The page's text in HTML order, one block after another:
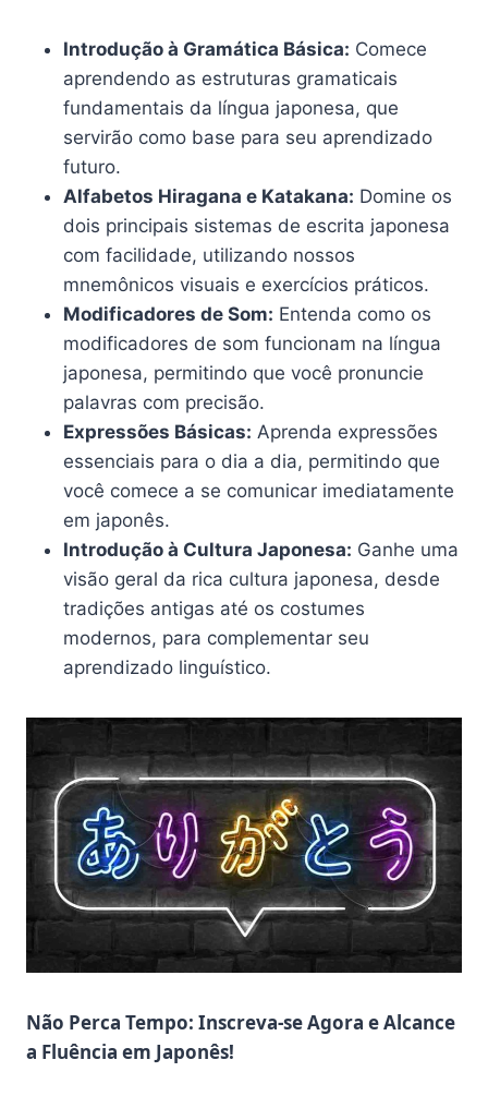
Introdução à Gramática Básica: Comece
aprendendo as estruturas gramaticais
fundamentais da língua japonesa, que
servirão como base para seu aprendizado
futuro.
Alfabetos Hiragana e Katakana: Domine os
dois principais sistemas de escrita japonesa
com facilidade, utilizando nossos
mnemônicos visuais e exercícios práticos.
Modificadores de Som: Entenda como os
modificadores de som funcionam na língua
japonesa, permitindo que você pronuncie
palavras com precisão.
Expressões Básicas: Aprenda expressões
essenciais para o dia a dia, permitindo que
você comece a se comunicar imediatamente
em japonês.
Introdução à Cultura Japonesa: Ganhe uma
visão geral da rica cultura japonesa, desde
tradições antigas até os costumes
modernos, para complementar seu
aprendizado linguístico.
Não Perca Tempo: Inscreva-se Agora e Alcance
a Fluência em Japonês!